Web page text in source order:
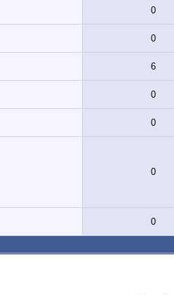
0
0
6
0
0
0
0